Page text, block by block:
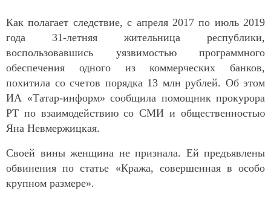
Как полагает следствие, с апреля 2017 по июль 2019
года 31-летняя жительница республики,
воспользовавшись уязвимостью программного
обеспечения одного из коммерческих банков,
похитила со счетов порядка 13 млн рублей. Об этом
ИА «Татар-информ» сообщила помощник прокурора
РТ по взаимодействию со СМИ и общественностью
Яна Невмержицкая.
Своей вины женщина не признала. Ей предъявлены
обвинения по статье «Кража, совершенная в особо
крупном размере».